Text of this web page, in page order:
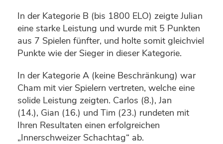
In der Kategorie B (bis 1800 ELO) zeigte Julian
eine starke Leistung und wurde mit 5 Punkten
aus 7 Spielen fünfter, und holte somit gleichviel
Punkte wie der Sieger in dieser Kategorie.
In der Kategorie A (keine Beschränkung) war
Cham mit vier Spielern vertreten, welche eine
solide Leistung zeigten. Carlos (8.), Jan
(14.), Gian (16.) und Tim (23.) rundeten mit
Ihren Resultaten einen erfolgreichen
„Innerschweizer Schachtag“ ab.